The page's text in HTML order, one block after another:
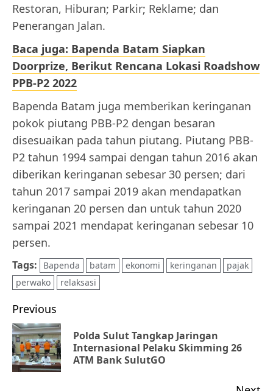
Restoran, Hiburan; Parkir; Reklame; dan
Penerangan Jalan.
Baca juga: Bapenda Batam Siapkan
Doorprize, Berikut Rencana Lokasi Roadshow
PPB-P2 2022
Bapenda Batam juga memberikan keringanan
pokok piutang PBB-P2 dengan besaran
disesuaikan pada tahun piutang. Piutang PBB-
P2 tahun 1994 sampai dengan tahun 2016 akan
diberikan keringanan sebesar 30 persen; dari
tahun 2017 sampai 2019 akan mendapatkan
keringanan 20 persen dan untuk tahun 2020
sampai 2021 mendapat keringanan sebesar 10
persen.
Tags: Bapenda batam ekonomi keringanan
pajak
perwako
relaksasi
Post
navigation
Previous
Polda Sulut Tangkap Jaringan
Internasional Pelaku Skimming 26
ATM Bank SulutGO